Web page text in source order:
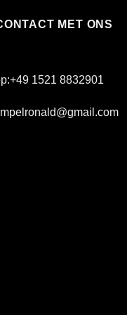
MET ONS
1521 8832901